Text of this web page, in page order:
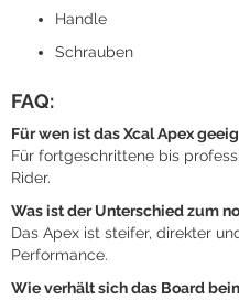
Handle
Schrauben
FAQ:
Für wen ist das Xcal Apex
Für fortgeschrittene bis
Rider.
Was ist der Unterschied zum
Das Apex ist steifer, direkter
Performance.
Wie verhält sich das Board